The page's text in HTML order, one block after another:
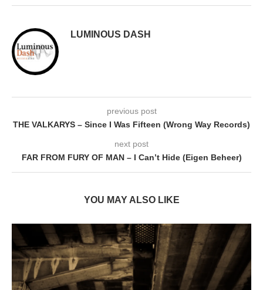
LUMINOUS DASH
previous post
THE VALKARYS – Since I Was Fifteen (Wrong Way Records)
next post
FAR FROM FURY OF MAN – I Can’t Hide (Eigen Beheer)
YOU MAY ALSO LIKE